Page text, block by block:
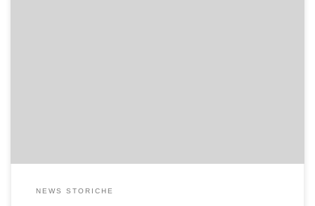
NEWS STORICHE